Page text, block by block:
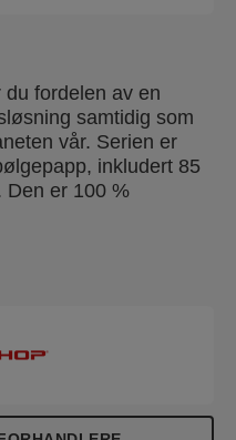
fordelen av en
samtidig som
vår. Serien er
inkludert 85
Den er 100 %